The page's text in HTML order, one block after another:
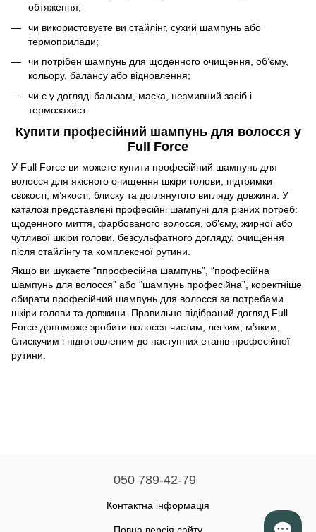
обтяження;
чи використовуєте ви стайлінг, сухий шампунь або
термоприлади;
чи потрібен шампунь для щоденного очищення, об’єму,
кольору, балансу або відновлення;
чи є у догляді бальзам, маска, незмивний засіб і
термозахист.
Купити професійний шампунь для волосся у
Full Force
У Full Force ви можете купити професійний шампунь для
волосся для якісного очищення шкіри голови, підтримки
свіжості, м’якості, блиску та доглянутого вигляду довжини. У
каталозі представлені професійні шампуні для різних потреб:
щоденного миття, фарбованого волосся, об’єму, жирної або
чутливої шкіри голови, безсульфатного догляду, очищення
після стайлінгу та комплексної рутини.
Якщо ви шукаєте “ппрофесійна шампунь”, “професійна
шампунь для волосся” або “шампунь професійна”, коректніше
обирати професійний шампунь для волосся за потребами
шкіри голови та довжини. Правильно підібраний догляд Full
Force допоможе зробити волосся чистим, легким, м’яким,
блискучим і підготовленим до наступних етапів професійної
рутини.
050 789-42-79
Контактна інформація